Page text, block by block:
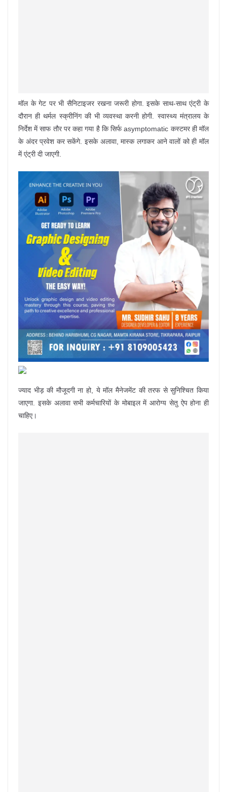
मॉल के गेट पर भी सैनिटाइजर रखना जरूरी होगा. इसके साथ-साथ एंट्री के
दौरान ही थर्मल स्क्रीनिंग की भी व्यवस्था करनी होगी. स्वास्थ्य मंत्रालय के
निर्देश में साफ तौर पर कहा गया है कि सिर्फ asymptomatic कस्टमर ही मॉल
के अंदर प्रवेश कर सकेंगे. इसके अलावा, मास्क लगाकर आने वालों को ही मॉल
में एंट्री दी जाएगी.
ज्याद भीड़ की मौजूदगी ना हो, ये मॉल मैनेजमेंट की तरफ से सुनिश्चित किया
जाएगा. इसके अलावा सभी कर्मचारियों के मोबाइल में आरोग्य सेतु ऐप होना ही
चाहिए।